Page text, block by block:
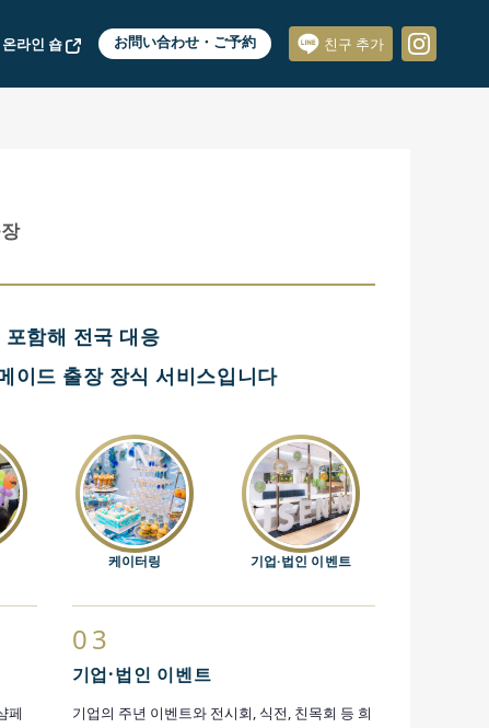
라인 숍 お問い合わせ・ご予約 친구 추가
함해 전국 대응
이드 출장 장식 서비스입니다
케이터링 기업·법인 이벤트
페
03
기업·법인 이벤트
기업의 주년 이벤트와 전시회, 식전, 친목회 등 희